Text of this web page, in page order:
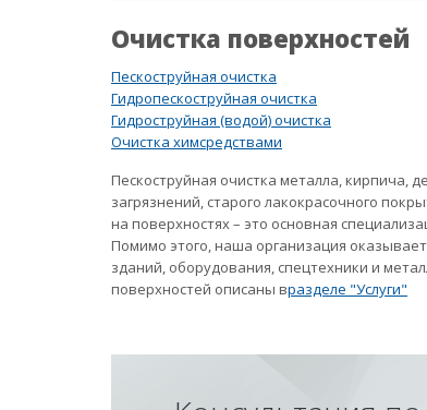
Очистка поверхностей
Пескоструйная очистка
Гидропескоструйная очистка
Гидроструйная (водой) очистка
Очистка химсредствами
Пескоструйная очистка металла, кирпича,
загрязнений, старого лакокрасочного
на поверхностях – это основная
Помимо этого, наша организация
зданий, оборудования, спецтехники и
поверхностей описаны вразделе "Услуги"